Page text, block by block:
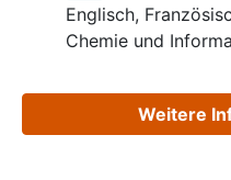
Englisch,
Chemie und
Weitere